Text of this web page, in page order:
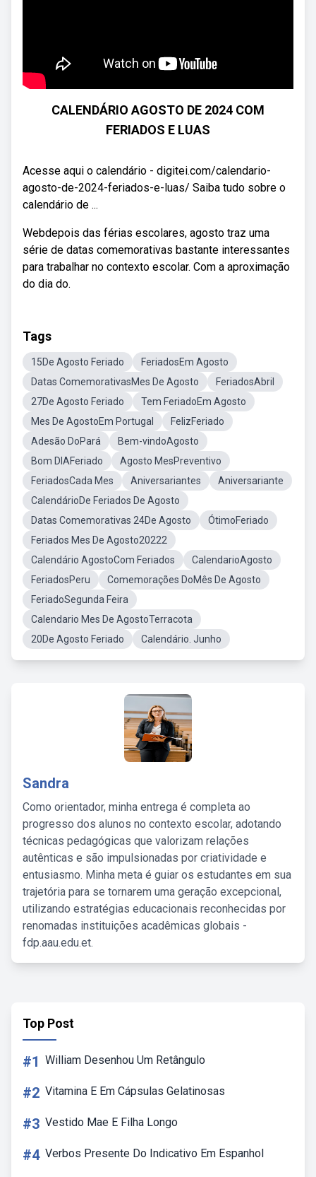
CALENDÁRIO AGOSTO DE 2024 COM
FERIADOS E LUAS
Acesse aqui o calendário - digitei.com/calendario-
agosto-de-2024-feriados-e-luas/ Saiba tudo sobre o
calendário de ...
Webdepois das férias escolares, agosto traz uma
série de datas comemorativas bastante interessantes
para trabalhar no contexto escolar. Com a aproximação
do dia do.
Tags
15De Agosto Feriado
FeriadosEm Agosto
Datas ComemorativasMes De Agosto
FeriadosAbril
27De Agosto Feriado
Tem FeriadoEm Agosto
Mes De AgostoEm Portugal
FelizFeriado
Adesão DoPará
Bem-vindoAgosto
Bom DIAFeriado
Agosto MesPreventivo
FeriadosCada Mes
Aniversariantes
Aniversariante
CalendárioDe Feriados De Agosto
Datas Comemorativas 24De Agosto
ÓtimoFeriado
Feriados Mes De Agosto20222
Calendário AgostoCom Feriados
CalendarioAgosto
FeriadosPeru
Comemorações DoMês De Agosto
FeriadoSegunda Feira
Calendario Mes De AgostoTerracota
20De Agosto Feriado
Calendário. Junho
Sandra
Como orientador, minha entrega é completa ao
progresso dos alunos no contexto escolar, adotando
técnicas pedagógicas que valorizam relações
autênticas e são impulsionadas por criatividade e
entusiasmo. Minha meta é guiar os estudantes em sua
trajetória para se tornarem uma geração excepcional,
utilizando estratégias educacionais reconhecidas por
renomadas instituições acadêmicas globais -
fdp.aau.edu.et.
Top Post
#1 William Desenhou Um Retângulo
#2 Vitamina E Em Cápsulas Gelatinosas
#3 Vestido Mae E Filha Longo
#4 Verbos Presente Do Indicativo Em Espanhol